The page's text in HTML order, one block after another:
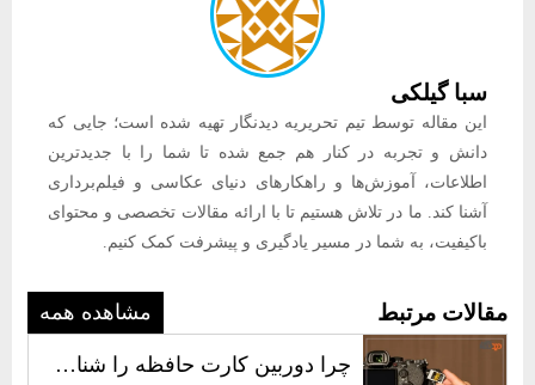
سبا گیلکی
این مقاله توسط تیم تحریریه دیدنگار تهیه شده است؛ جایی که
دانش و تجربه در کنار هم جمع شده تا شما را با جدیدترین
اطلاعات، آموزش‌ها و راهکارهای دنیای عکاسی و فیلم‌برداری
آشنا کند. ما در تلاش هستیم تا با ارائه مقالات تخصصی و محتوای
باکیفیت، به شما در مسیر یادگیری و پیشرفت کمک کنیم.
مقالات مرتبط مشاهده همه
چرا دوربین کارت حافظه را شناسایی نمی‌کند؟ بررسی دلایل و راه‌حل‌ها